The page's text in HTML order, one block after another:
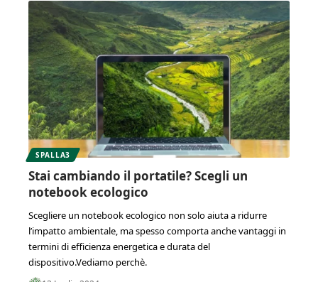
SPALLA3
Stai cambiando il portatile? Scegli un
notebook ecologico
Scegliere un notebook ecologico non solo aiuta a ridurre
l’impatto ambientale, ma spesso comporta anche vantaggi in
termini di efficienza energetica e durata del
dispositivo.Vediamo perchè.